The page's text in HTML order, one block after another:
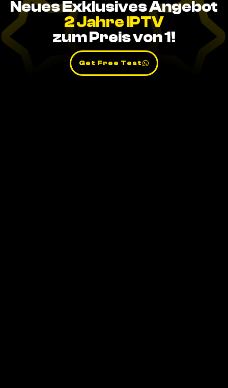
Neues Exklusives Angebot
2 Jahre IPTV
zum Preis von 1!
Get Free Test